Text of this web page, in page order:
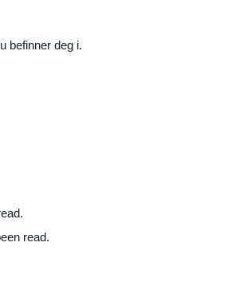
befinner deg i.
read.